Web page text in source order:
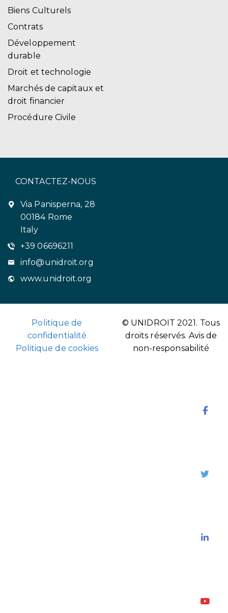
Biens Culturels
Contrats
Développement
durable
Droit et technologie
Marchés de capitaux et
droit financier
Procédure Civile
CONTACTEZ-NOUS
Via Panisperna, 28
00184 Rome
Italy
+39 06696211
info@unidroit.org
www.unidroit.org
Politique de
confidentialité
Politique de cookies
© UNIDROIT 2021. Tous
droits réservés. Avis de
non-responsabilité